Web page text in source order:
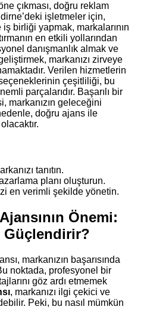
çıkması, doğru reklam
işletmeler için,
iş birliği yapmak, markalarının
en etkili yollarından
danışmanlık almak ve
markanızı zirveye
Verilen hizmetlerin
çeşitliliği, bu
parçalarıdır. Başarılı bir
markanızın geleceğini
doğru ajans ile
tanıtın.
planı oluşturun.
en verimli şekilde yönetin.
Önemi:
Güçlendirir?
markanızın başarısında
noktada, profesyonel bir
göz ardı etmemek
, markanızı ilgi çekici ve
Peki, bu nasıl mümkün